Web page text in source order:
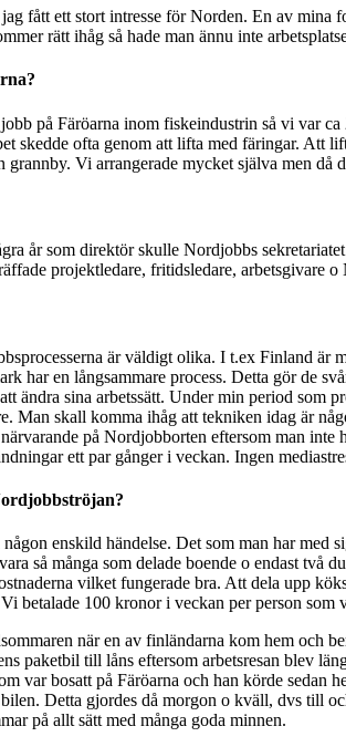
fått ett stort intresse för Norden. En av
rätt ihåg så hade man ännu inte
på Färöarna inom fiskeindustrin så vi var
skedde ofta genom att lifta med färingar. Att
Vi arrangerade mycket själva men då
år som direktör skulle Nordjobbs
projektledare, fritidsledare, arbetsgivare o
är väldigt olika. I t.ex Finland
har en långsammare process. Detta gör de
ändra sina arbetssätt. Under min period
Man skall komma ihåg att tekniken idag är
på Nordjobborten eftersom man
ett par gånger i veckan. Ingen
enskild händelse. Det som man har
så många som delade boende o endast
vilket fungerade bra. Att dela upp
betalade 100 kronor i veckan per person
när en av finländarna kom hem och
paketbil till låns eftersom arbetsresan blev
var bosatt på Färöarna och han körde
Detta gjordes då morgon o kväll, dvs till
på allt sätt med många goda minnen.